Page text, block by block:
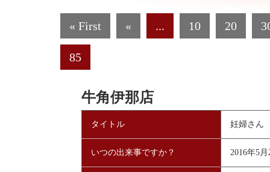
« First « ... 10 20
85
牛角伊那店
タイトル 妊婦さん
いつの出来事ですか？ 2016年5月